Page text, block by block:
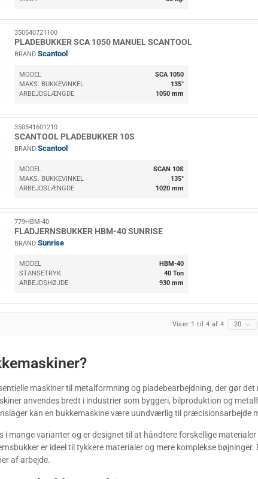
350540721100
PLADEBUKKER SCA 1050 MANUEL SCANTOOL
BRANDScantool
MODEL
SCA 1050
MAKS. BUKKEVINKEL
135°
ARBEJDSLÆNGDE
1050 mm
350541601210
SCANTOOL PLADEBUKKER 10S
BRANDScantool
MODEL
SCAN 10S
MAKS. BUKKEVINKEL
135°
ARBEJDSLÆNGDE
1020 mm
779HBM-40
FLADJERNSBUKKER HBM-40 SUNRISE
BRANDSunrise
MODEL
HBM-40
STANSETRYK
40 Ton
ARBEJDSHØJDE
930 mm
Viser 1 til 4 af 4 20
maskiner til metalformning og pladebearbejdning, der gør
anvendes bredt i industrier som byggeri, bilproduktion og
kan en bukkemaskine være uundværlig til præcisionsarbejde
i mange varianter og er designet til at håndtere forskellige
er ideel til tykkere materialer og mere komplekse
af arbejde.